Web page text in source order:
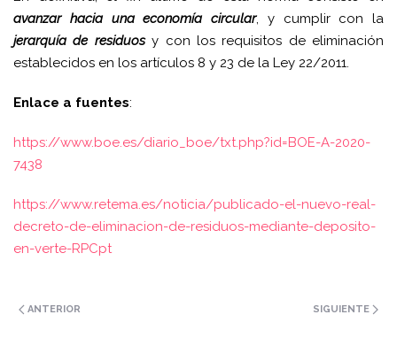
avanzar hacia una economía circular, y cumplir con la
jerarquía de residuosy con los requisitos de eliminación
establecidos en los artículos 8 y 23 de la Ley 22/2011.
Enlace a fuentes:
https://www.boe.es/diario_boe/txt.php?id=BOE-A-2020-
7438
https://www.retema.es/noticia/publicado-el-nuevo-real-
decreto-de-eliminacion-de-residuos-mediante-deposito-
en-verte-RPCpt
ANTERIOR SIGUIENTE